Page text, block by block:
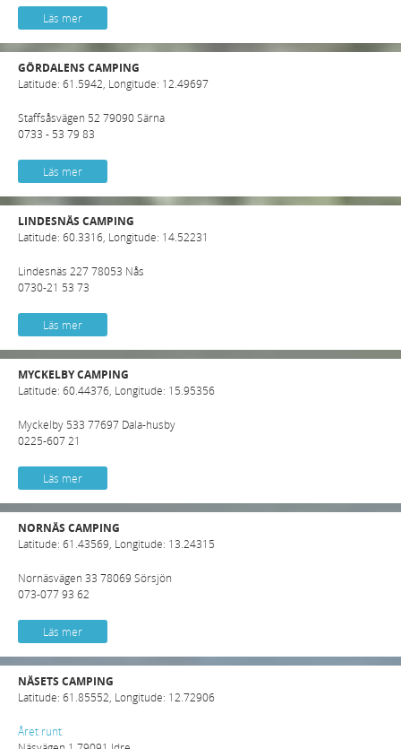
Läs mer
GÖRDALENS CAMPING
Latitude: 61.5942, Longitude: 12.49697
Staffsåsvägen 52 79090 Särna
0733 - 53 79 83
Läs mer
LINDESNÄS CAMPING
Latitude: 60.3316, Longitude: 14.52231
Lindesnäs 227 78053 Nås
0730-21 53 73
Läs mer
MYCKELBY CAMPING
Latitude: 60.44376, Longitude: 15.95356
Myckelby 533 77697 Dala-husby
0225-607 21
Läs mer
NORNÄS CAMPING
Latitude: 61.43569, Longitude: 13.24315
Nornäsvägen 33 78069 Sörsjön
073-077 93 62
Läs mer
NÄSETS CAMPING
Latitude: 61.85552, Longitude: 12.72906
Året runt